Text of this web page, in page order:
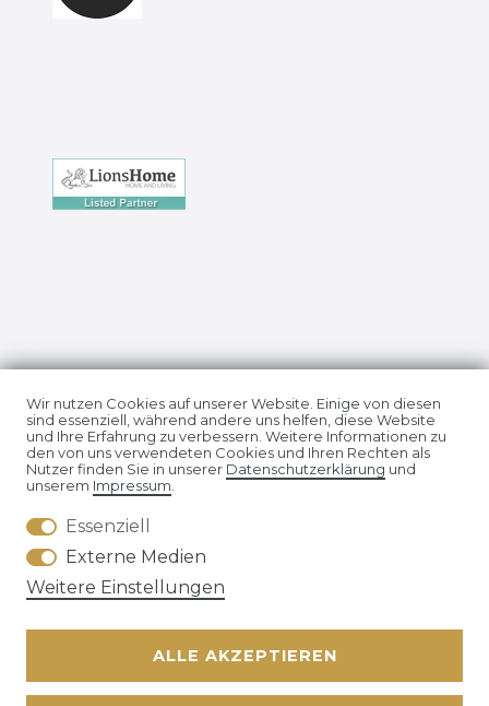
Impressum Daten­schutz­erklärung
AGB
Wir nutzen Cookies auf unserer Website. Einige von diesen
sind essenziell, während andere uns helfen, diese Website
und Ihre Erfahrung zu verbessern. Weitere Informationen zu
den von uns verwendeten Cookies und Ihren Rechten als
Nutzer finden Sie in unserer Daten­schutz­erklärung und
unserem Impressum.
Essenziell
Externe Medien
Weitere Einstellungen
ALLE AKZEPTIEREN